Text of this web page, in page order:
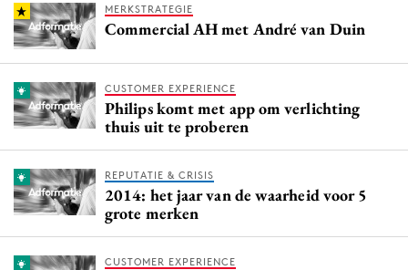
MERKSTRATEGIE
Commercial AH met André van Duin
CUSTOMER EXPERIENCE
Philips komt met app om verlichting
thuis uit te proberen
REPUTATIE & CRISIS
2014: het jaar van de waarheid voor 5
grote merken
CUSTOMER EXPERIENCE